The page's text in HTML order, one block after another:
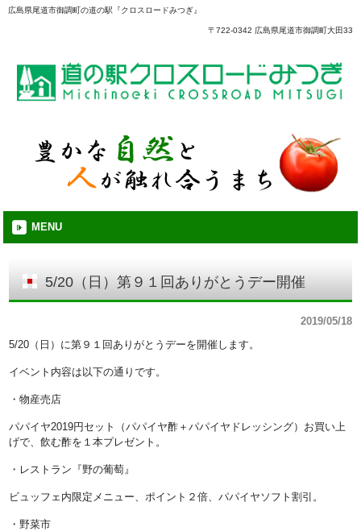
広島県尾道市御調町の道の駅『クロスロードみつぎ』
〒722-0342 広島県尾道市御調町大田33
MENU
5/20（日）第９１回ありがとうデー開催
2019/05/18
5/20（日）に第９１回ありがとうデーを開催します。
イベント内容は以下の通りです。
・物産売店
パパイヤ2019円セット（パパイヤ酢＋パパイヤドレッシング）お買い上
げで、飲む酢を１本プレゼント。
・レストラン『野の葡萄』
ビュッフェ内限定メニュー、ポイント２倍、パパイヤソフト割引。
・野菜市